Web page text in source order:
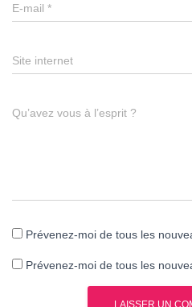
E-mail *
Site internet
Qu’avez vous à l’esprit ?
Prévenez-moi de tous les
Prévenez-moi de tous les